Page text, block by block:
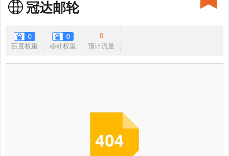
冠达邮轮
百度权重 移动权重
0
预计流量